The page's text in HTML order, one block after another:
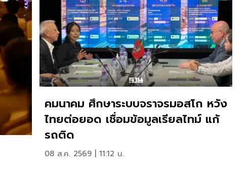
คมนาคม ศึกษาระบบจราจรมอสโก หวัง
ไทยต่อยอด เชื่อมข้อมูลเรียลไทม์ แก้
รถติด
08 ส.ค. 2569 | 11:12 น.